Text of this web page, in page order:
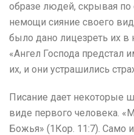
образе людей, скрывая
немощи сияние своего
было дано лицезреть их в
«Ангел Господа предстал
их, и они устрашились
Писание дает некоторые
виде первого человека.
Божья» (1Кор. 11:7). Само